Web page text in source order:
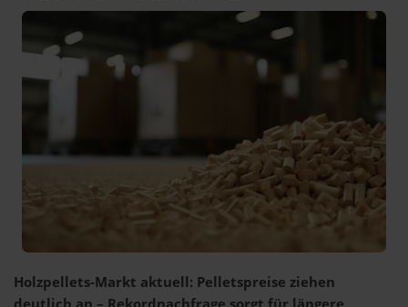
Holzpellets-Markt aktuell: Pelletspreise ziehen